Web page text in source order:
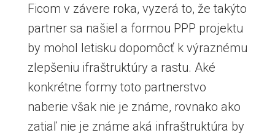
Ficom v závere roka, vyzerá to, že takýto
partner sa našiel a formou PPP projektu
by mohol letisku dopomôcť k výraznému
zlepšeniu ifraštruktúry a rastu. Aké
konkrétne formy toto partnerstvo
naberie však nie je známe, rovnako ako
zatiaľ nie je známe aká infraštruktúra by